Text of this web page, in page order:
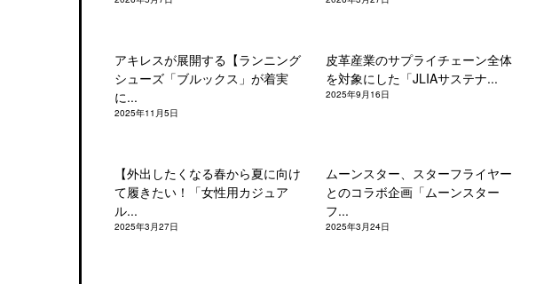
アキレスが展開する【ランニング
シューズ「ブルックス」が着実
に...
2025年11月5日
皮革産業のサプライチェーン全体
を対象にした「JLIAサステナ...
2025年9月16日
【外出したくなる春から夏に向け
て履きたい！「女性用カジュア
ル...
2025年3月27日
ムーンスター、スターフライヤー
とのコラボ企画「ムーンスター
フ...
2025年3月24日